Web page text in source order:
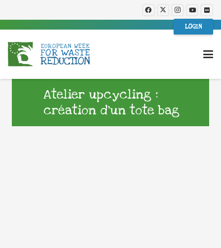
LOGIN
Atelier upcycling :
création d’un tote bag